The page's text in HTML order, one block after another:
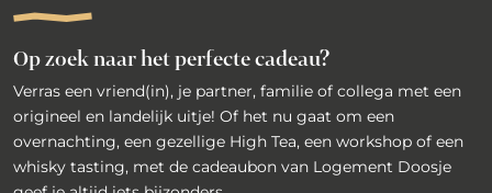
ARRANGEMENTEN
ZAKELIJK
KADOOSJE
CONTACT
Op zoek naar het perfecte cadeau?
Verras een vriend(in), je partner, familie of collega met een
origineel en landelijk uitje! Of het nu gaat om een
overnachting, een gezellige High Tea, een workshop of een
whisky tasting, met de cadeaubon van Logement Doosje